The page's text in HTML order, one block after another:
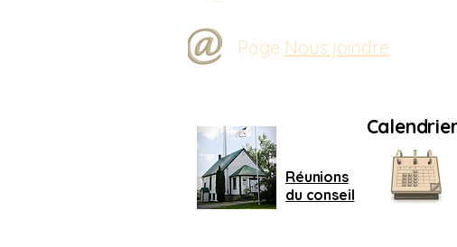
Page Nous joindre
Réunions
du conseil